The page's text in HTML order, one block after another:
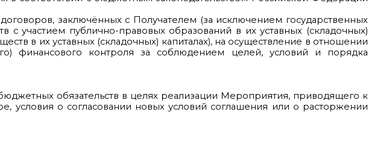
заключённых с Получателем (за исключением государственных
участием публично-правовых образований в их уставных (складочных)
в их уставных (складочных) капиталах), на осуществление в отношении
финансового контроля за соблюдением целей, условий и порядка
обязательств в целях реализации Мероприятия, приводящего к
о согласовании новых условий соглашения или о расторжении